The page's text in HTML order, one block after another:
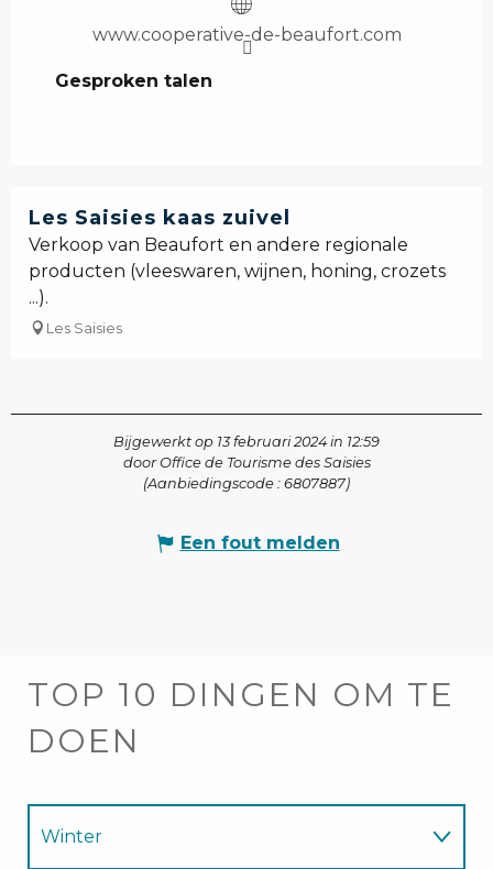
www.cooperative-de-beaufort.com
Gesproken talen
Gesproken talen
Les Saisies kaas zuivel
Verkoop van Beaufort en andere regionale
producten (vleeswaren, wijnen, honing, crozets
...).
Les Saisies
Bijgewerkt op 13 februari 2024 in 12:59
door Office de Tourisme des Saisies
(Aanbiedingscode : 6807887)
Een fout melden
TOP 10 DINGEN OM TE
DOEN
Winter